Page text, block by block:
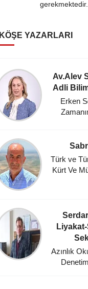
gerekmektedir.
KÖŞE YAZARLARI
Av.Alev
Adli
Erken
Türk ve
Kürt Ve
Azınlık